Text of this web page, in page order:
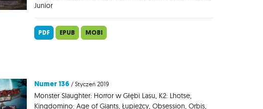
Junior
PDF EPUB MOBI
Numer 136 / Styczeń 2019
Monster Slaughter: Horror w Głębi Lasu, K2: Lhotse,
Kingdomino: Age of Giants, Łupieżcy, Obsession, Orbis,